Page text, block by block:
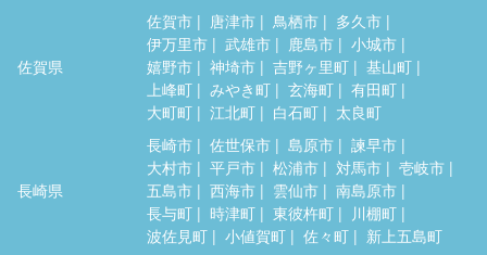
佐賀県
佐賀市 唐津市 鳥栖市
多久市
伊万里市
武雄市 鹿島市
小城市
嬉野市
神埼市 吉野ヶ里町
基山町
上峰町
みやき町 玄海町
有田町
大町町
江北町 白石町 太良町
長崎県
長崎市 佐世保市 島原市
諫早市
大村市
平戸市 松浦市 対馬市
壱岐市
五島市
西海市 雲仙市
南島原市
長与町
時津町 東彼杵町
川棚町
波佐見町
小値賀町 佐々町 新上五島町